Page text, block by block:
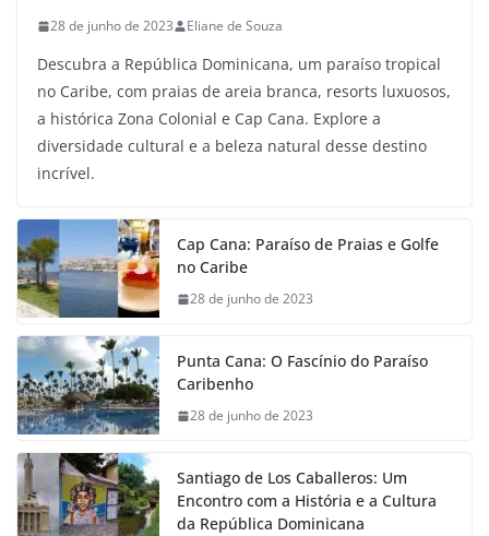
28 de junho de 2023 Eliane de Souza
Descubra a República Dominicana, um paraíso tropical
no Caribe, com praias de areia branca, resorts luxuosos,
a histórica Zona Colonial e Cap Cana. Explore a
diversidade cultural e a beleza natural desse destino
incrível.
Cap Cana: Paraíso de Praias e Golfe
no Caribe
28 de junho de 2023
Punta Cana: O Fascínio do Paraíso
Caribenho
28 de junho de 2023
Santiago de Los Caballeros: Um
Encontro com a História e a Cultura
da República Dominicana